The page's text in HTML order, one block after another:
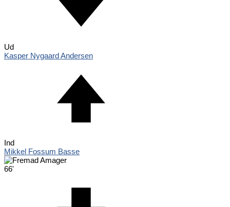
Ud
Kasper Nygaard Andersen
Ind
Mikkel Fossum Basse
66'